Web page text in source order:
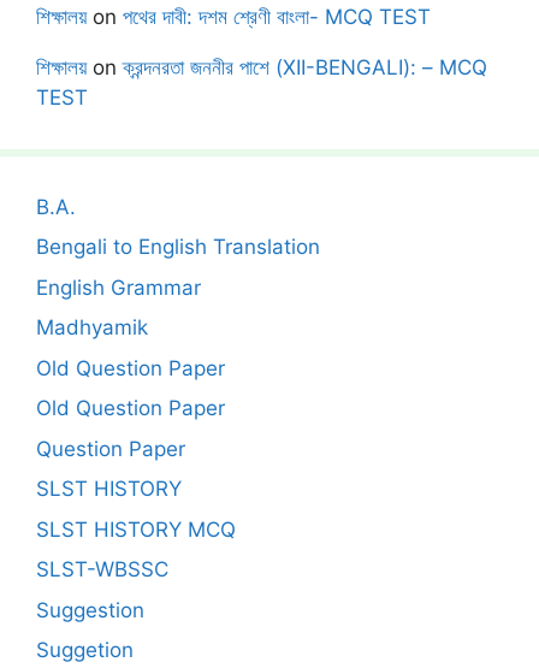
শিক্ষালয়on পথের দাবী: দশম শ্রেণী বাংলা- MCQ TEST
শিক্ষালয়onক্রন্দনরতা জননীর পাশে (XII-BENGALI): – MCQ
TEST
B.A.
Bengali to English Translation
English Grammar
Madhyamik
Old Question Paper
Old Question Paper
Question Paper
SLST HISTORY
SLST HISTORY MCQ
SLST-WBSSC
Suggestion
Suggetion